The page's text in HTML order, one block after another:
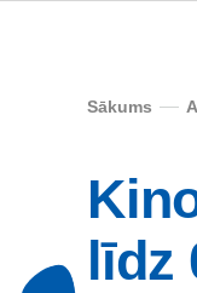
Sākums
līdz